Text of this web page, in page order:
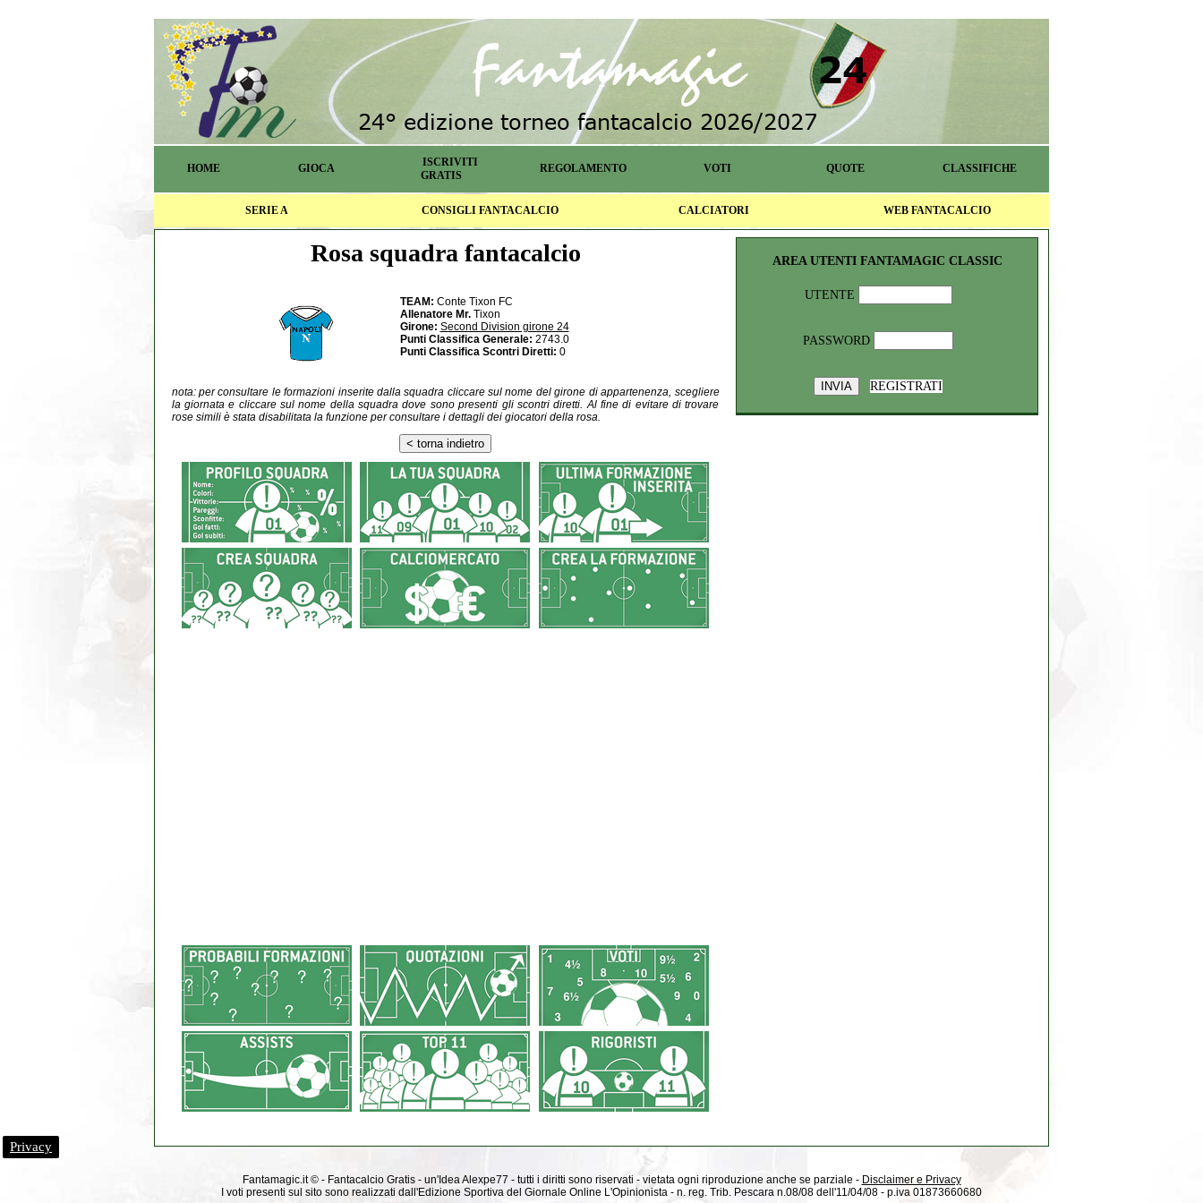
HOME GIOCA
ISCRIVITI
GRATIS
REGOLAMENTO VOTI QUOTE CLASSIFICHE
SERIE A CONSIGLI FANTACALCIO CALCIATORI WEB FANTACALCIO
Rosa squadra fantacalcio
TEAM: Conte Tixon FC
Allenatore Mr. Tixon
Girone: Second Division girone 24
Punti Classifica Generale: 2743.0
Punti Classifica Scontri Diretti: 0
nota: per consultare le formazioni inserite dalla squadra cliccare sul nome del girone di appartenenza, scegliere
la giornata e cliccare sul nome della squadra dove sono presenti gli scontri diretti. Al fine di evitare di trovare
rose simili è stata disabilitata la funzione per consultare i dettagli dei giocatori della rosa.
AREA UTENTI FANTAMAGIC CLASSIC
UTENTE
PASSWORD
REGISTRATI
Fantamagic.it © - Fantacalcio Gratis - un'Idea Alexpe77 - tutti i diritti sono riservati - vietata ogni riproduzione anche se parziale - Disclaimer e Privacy
I voti presenti sul sito sono realizzati dall'Edizione Sportiva del Giornale Online L'Opinionista - n. reg. Trib. Pescara n.08/08 dell'11/04/08 - p.iva 01873660680
Privacy